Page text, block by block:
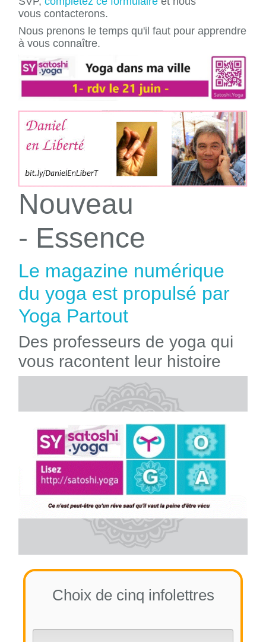
vous contacterons.
Nous prenons le temps qu'il faut pour apprendre
à vous connaître.
Nouveau
- Essence
Le magazine numérique
du yoga est propulsé par
Yoga Partout
Des professeurs de yoga qui
vous racontent leur histoire
Choix de cinq infolettres